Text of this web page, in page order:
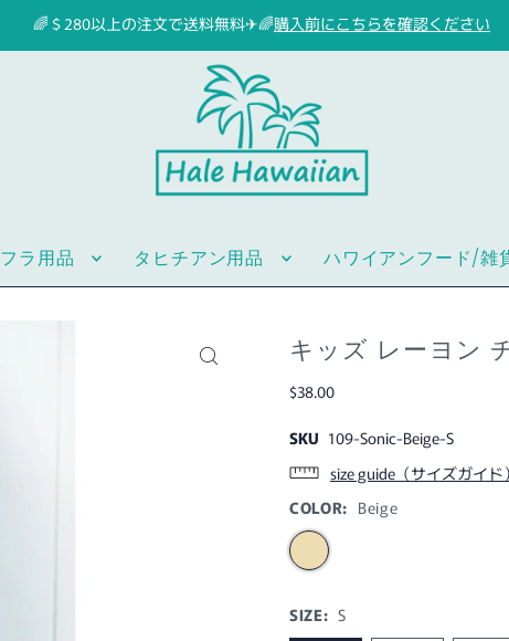
🌈＄280以上の注文で送料無料✈🌈購入前にこちらを確認ください
フラ用品 タヒチアン用品 ハワイアンフード/雑
キッズ レーヨン
$38.00
SKU 109-Sonic-Beige-S
size guide（サイズガイド
COLOR: Beige
SIZE: S